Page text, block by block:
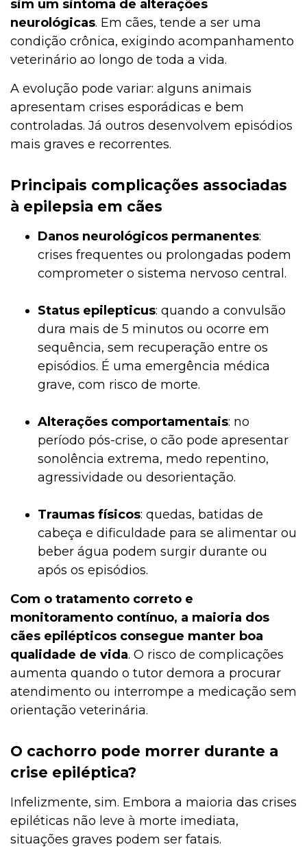
sim um sintoma de alterações
neurológicas. Em cães, tende a ser uma
condição crônica, exigindo acompanhamento
veterinário ao longo de toda a vida.
A evolução pode variar: alguns animais
apresentam crises esporádicas e bem
controladas. Já outros desenvolvem episódios
mais graves e recorrentes.
Principais complicações associadas
à epilepsia em cães
Danos neurológicos permanentes:
crises frequentes ou prolongadas podem
comprometer o sistema nervoso central.
Status epilepticus: quando a convulsão
dura mais de 5 minutos ou ocorre em
sequência, sem recuperação entre os
episódios. É uma emergência médica
grave, com risco de morte.
Alterações comportamentais: no
período pós-crise, o cão pode apresentar
sonolência extrema, medo repentino,
agressividade ou desorientação.
Traumas físicos: quedas, batidas de
cabeça e dificuldade para se alimentar ou
beber água podem surgir durante ou
após os episódios.
Com o tratamento correto e
monitoramento contínuo, a maioria dos
cães epilépticos consegue manter boa
qualidade de vida. O risco de complicações
aumenta quando o tutor demora a procurar
atendimento ou interrompe a medicação sem
orientação veterinária.
O cachorro pode morrer durante a
crise epiléptica?
Infelizmente, sim. Embora a maioria das crises
epiléticas não leve à morte imediata,
situações graves podem ser fatais.